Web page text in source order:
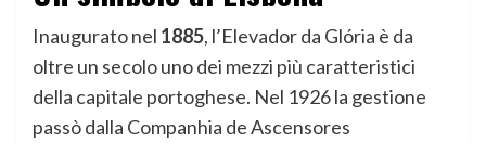
Inaugurato nel 1885, l’Elevador da Glória è da
oltre un secolo uno dei mezzi più caratteristici
della capitale portoghese. Nel 1926 la gestione
passò dalla Companhia de Ascensores